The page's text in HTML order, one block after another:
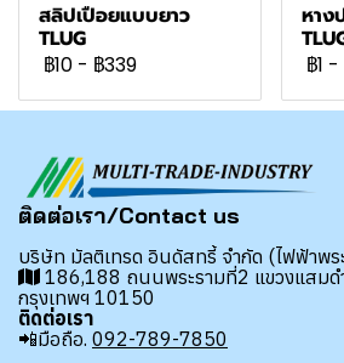
สลิปเปือยแบบยาว
TLUG
฿10 - ฿339
หาง
฿1 -
ติดต่อเรา/Contact us
บริษัท มัลติเทรด อินดัสทรี้ จำกัด (ไฟฟ้าพร
186,188 ถนนพระรามที่2 แขวงแสมด
กรุงเทพฯ 10150
ติดต่อเรา
📲มือถือ. 092-789-7850